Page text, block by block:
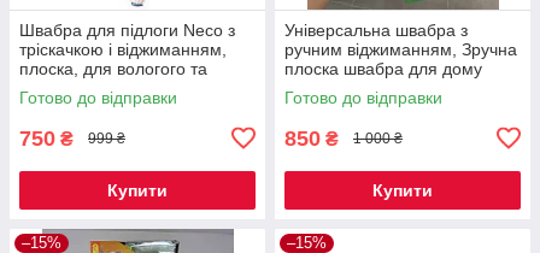
Швабра для підлоги Neco з
тріскачкою і віджиманням,
плоска, для вологого та
сухого прибирання
Готово до відправки
750 ₴ 999 ₴
Купити
Універсальна швабра з
ручним віджиманням, Зручна
плоска швабра для дому
Swiffer Starter Kit 8D+3W
Готово до відправки
850 ₴ 1 000 ₴
Купити
–15% –15%